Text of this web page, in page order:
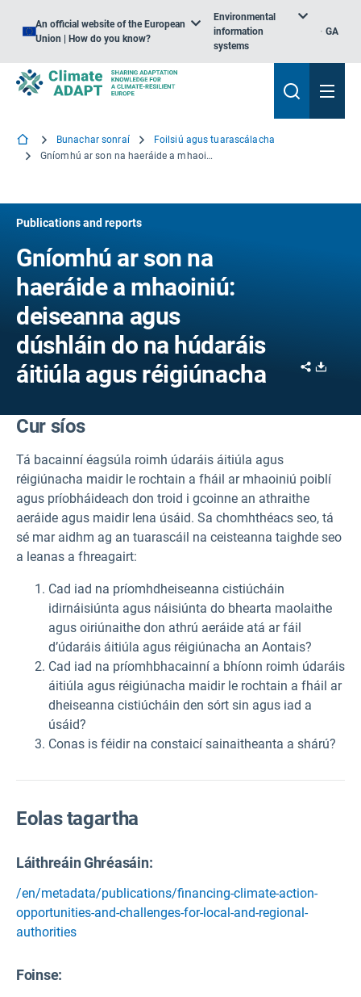
An official website of the European
Union | How do you know?
Environmental
information
systems
GA
Bunachar sonraí
Foilsiú agus tuarascálacha
Gníomhú ar son na haeráide a mhaoiniú: deiseanna agus dúshláin do na húdaráis áitiúla agus réigiúnacha
Publications and reports
Gníomhú ar son na
haeráide a mhaoiniú:
deiseanna agus
dúshláin do na húdaráis
áitiúla agus réigiúnacha
Share
Cur síos
Tá bacainní éagsúla roimh údaráis áitiúla agus
réigiúnacha maidir le rochtain a fháil ar mhaoiniú poiblí
agus príobháideach don troid i gcoinne an athraithe
aeráide agus maidir lena úsáid. Sa chomhthéacs seo, tá
sé mar aidhm ag an tuarascáil na ceisteanna taighde seo
a leanas a fhreagairt:
Cad iad na príomhdheiseanna cistiúcháin
idirnáisiúnta agus náisiúnta do bhearta maolaithe
agus oiriúnaithe don athrú aeráide atá ar fáil
d’údaráis áitiúla agus réigiúnacha an Aontais?
Cad iad na príomhbhacainní a bhíonn roimh údaráis
áitiúla agus réigiúnacha maidir le rochtain a fháil ar
dheiseanna cistiúcháin den sórt sin agus iad a
úsáid?
Conas is féidir na constaicí sainaitheanta a shárú?
Eolas tagartha
Láithreáin Ghréasáin:
/en/metadata/publications/financing-climate-action-
opportunities-and-challenges-for-local-and-regional-
authorities
Foinse: